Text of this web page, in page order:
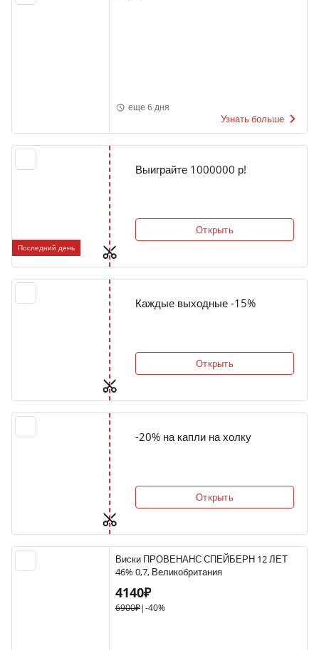
еще 6 дня
Узнать больше
Последний день
Выиграйте 1000000 р!
Открыть
Каждые выходные -15%
Открыть
-20% на капли на холку
Открыть
Виски ПРОВЕНАНС СПЕЙБЕРН 12 ЛЕТ
46% 0,7, Великобритания
4140₽
6900₽|-40%